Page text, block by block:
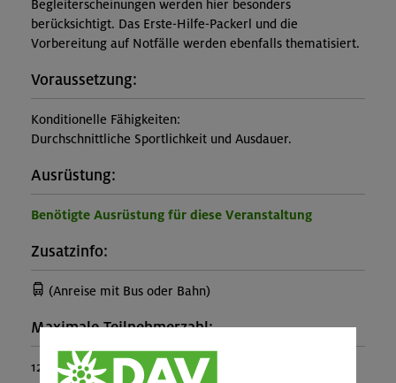
Begleiterscheinungen werden hier besonders
berücksichtigt. Das Erste-Hilfe-Packerl und die
Vorbereitung auf Notfälle werden ebenfalls thematisiert.
Voraussetzung:
Konditionelle Fähigkeiten:
Durchschnittliche Sportlichkeit und Ausdauer.
Ausrüstung:
Benötigte Ausrüstung für diese Veranstaltung
Zusatzinfo:
(Anreise mit Bus oder Bahn)
Maximale Teilnehmerzahl:
12